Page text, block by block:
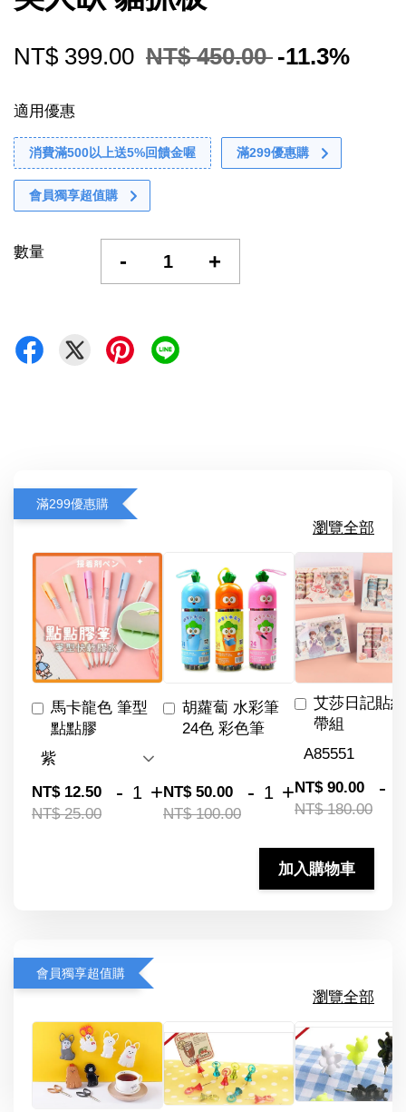
NT$ 399.00 NT$ 450.00 -11.3%
適用優惠
消費滿500以上送5%回饋金喔 滿299優惠購
會員獨享超值購
數量 - +
滿299優惠購
瀏覽全部
馬卡龍色 筆型
點點膠
NT$ 12.50
NT$ 25.00
- +
胡蘿蔔 水彩筆
24色 彩色筆
NT$ 50.00
NT$ 100.00
- +
艾莎日記貼
帶組
NT$ 90.00
NT$ 180.00
-
加入購物車
會員獨享超值購
瀏覽全部